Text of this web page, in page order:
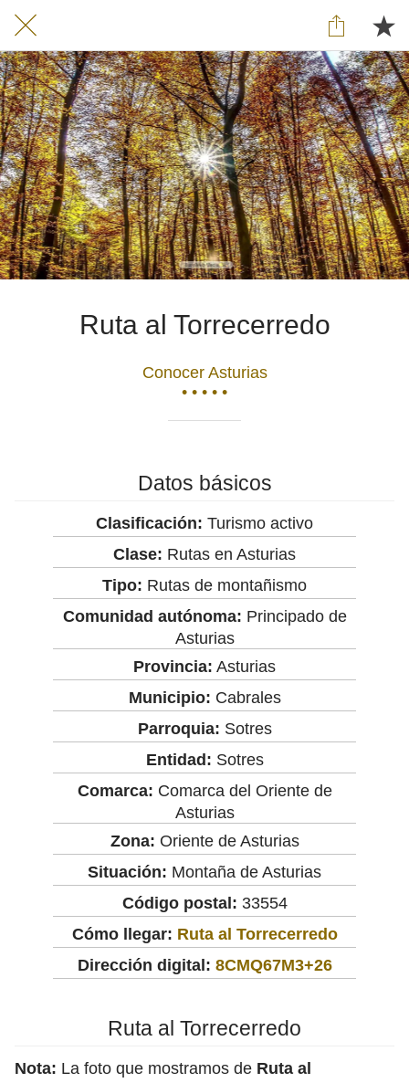
Ruta al Torrecerredo
Conocer Asturias
• • • • •
Datos básicos
Clasificación: Turismo activo
Clase: Rutas en Asturias
Tipo: Rutas de montañismo
Comunidad autónoma: Principado de
Asturias
Provincia: Asturias
Municipio: Cabrales
Parroquia: Sotres
Entidad: Sotres
Comarca: Comarca del Oriente de
Asturias
Zona: Oriente de Asturias
Situación: Montaña de Asturias
Código postal: 33554
Cómo llegar: Ruta al Torrecerredo
Dirección digital: 8CMQ67M3+26
Ruta al Torrecerredo
Nota: La foto que mostramos de Ruta al